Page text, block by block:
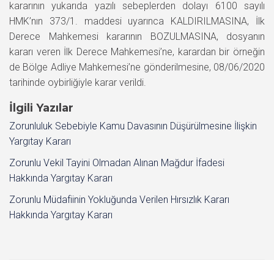
kararının yukarıda yazılı sebeplerden dolayı 6100 sayılı
HMK’nın 373/1. maddesi uyarınca KALDIRILMASINA, İlk
Derece Mahkemesi kararının BOZULMASINA, dosyanın
kararı veren İlk Derece Mahkemesi’ne, karardan bir örneğin
de Bölge Adliye Mahkemesi’ne gönderilmesine, 08/06/2020
tarihinde oybirliğiyle karar verildi.
İlgili Yazılar
Zorunluluk Sebebiyle Kamu Davasının Düşürülmesine İlişkin
Yargıtay Kararı
Zorunlu Vekil Tayini Olmadan Alınan Mağdur İfadesi
Hakkında Yargıtay Kararı
Zorunlu Müdafiinin Yokluğunda Verilen Hırsızlık Kararı
Hakkında Yargıtay Kararı